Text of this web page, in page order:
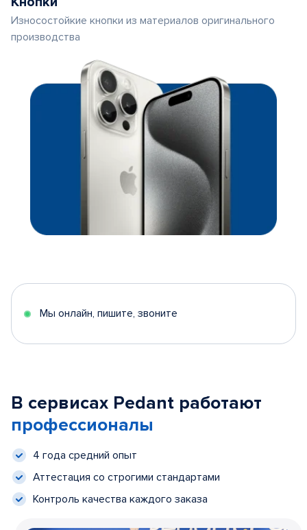
Износостойкие кнопки из материалов оригинального
производства
Мы онлайн, пишите, звоните
В сервисах Pedant работают
профессионалы
4 года средний опыт
Аттестация со строгими стандартами
Контроль качества каждого заказа